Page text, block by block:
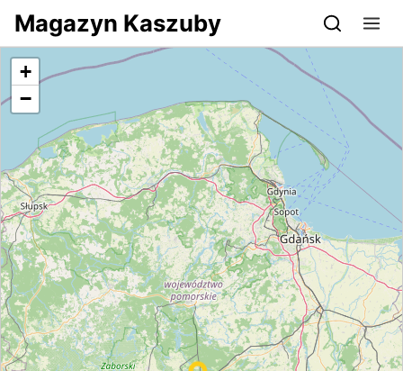
Przejdź do serwisu magazynkaszuby.pl
Magazyn Kaszuby
+
−